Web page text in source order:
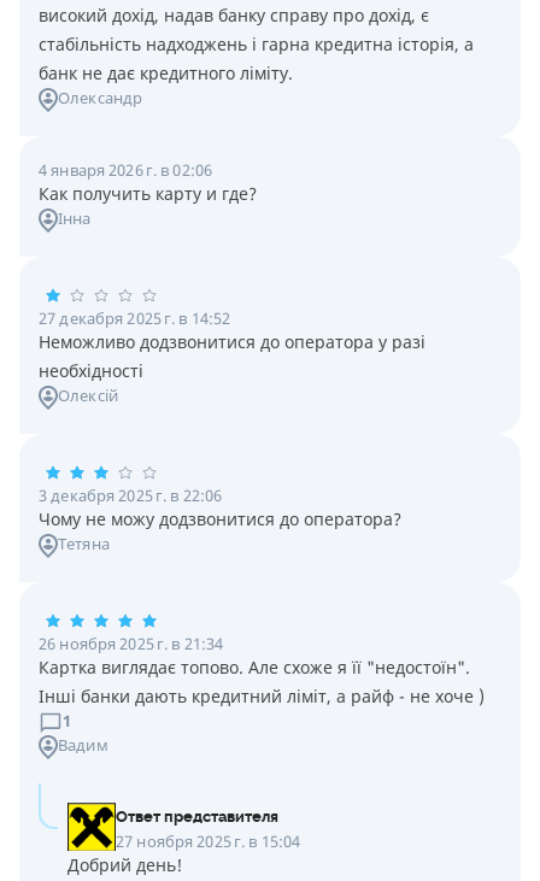
високий дохід, надав банку справу про дохід, є
стабільність надходжень і гарна кредитна історія, а
банк не дає кредитного ліміту.
Олександр
4 января 2026 г. в 02:06
Как получить карту и где?
Інна
27 декабря 2025 г. в 14:52
Неможливо додзвонитися до оператора у разі
необхідності
Олексій
3 декабря 2025 г. в 22:06
Чому не можу додзвонитися до оператора?
Тетяна
26 ноября 2025 г. в 21:34
Картка виглядає топово. Але схоже я її "недостоїн".
Інші банки дають кредитний ліміт, а райф - не хоче )
1
Вадим
Ответ представителя
27 ноября 2025 г. в 15:04
Добрий день!